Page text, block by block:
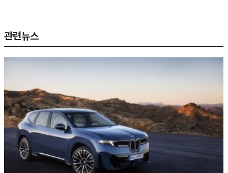
관련뉴스